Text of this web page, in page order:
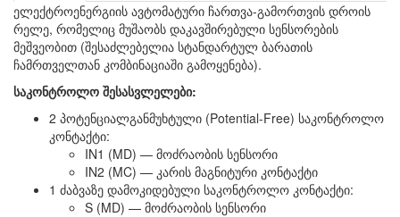
ელექტროენერგიის ავტომატური ჩართვა-გამორთვის დროის
რელე, რომელიც მუშაობს დაკავშირებული სენსორების
მეშვეობით (შესაძლებელია სტანდარტულ ბარათის
ჩამრთველთან კომბინაციაში გამოყენება).
საკონტროლო შესასვლელები:
2 პოტენციალგანმუხტული (Potential-Free) საკონტროლო
კონტაქტი:
IN1 (MD) — მოძრაობის სენსორი
IN2 (MC) — კარის მაგნიტური კონტაქტი
1 ძაბვაზე დამოკიდებული საკონტროლო კონტაქტი:
S (MD) — მოძრაობის სენსორი